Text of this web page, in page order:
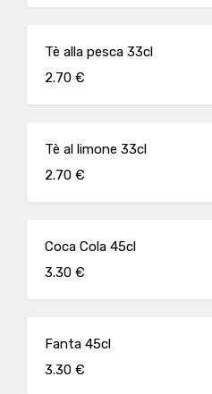
Tè alla pesca 33cl
2.70 €
Tè al limone 33cl
2.70 €
Coca Cola 45cl
3.30 €
Fanta 45cl
3.30 €